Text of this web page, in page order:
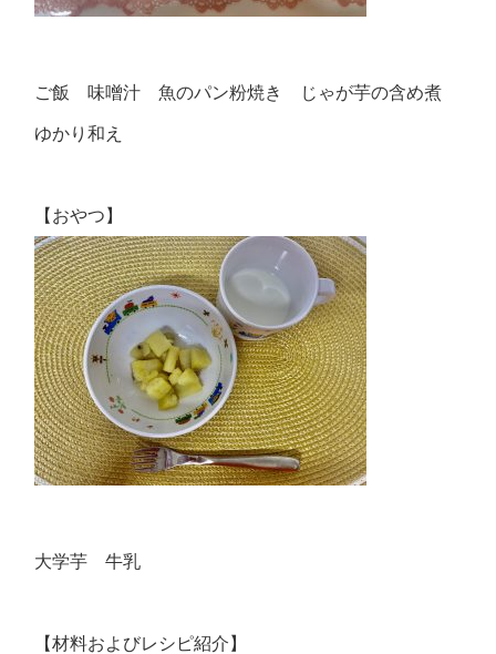
ご飯 味噌汁 魚のパン粉焼き じゃが芋の含め煮
ゆかり和え
【おやつ】
大学芋 牛乳
【材料およびレシピ紹介】